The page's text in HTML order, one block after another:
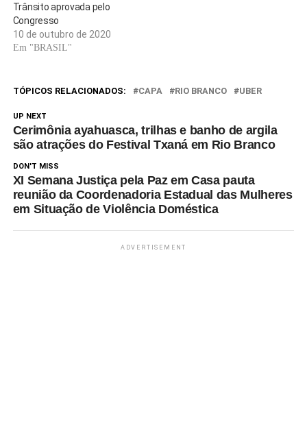
Trânsito aprovada pelo
Congresso
10 de outubro de 2020
Em "BRASIL"
TÓPICOS RELACIONADOS: CAPA RIO BRANCO UBER
UP NEXT
Cerimônia ayahuasca, trilhas e banho de argila
são atrações do Festival Txaná em Rio Branco
DON'T MISS
XI Semana Justiça pela Paz em Casa pauta
reunião da Coordenadoria Estadual das Mulheres
em Situação de Violência Doméstica
ADVERTISEMENT